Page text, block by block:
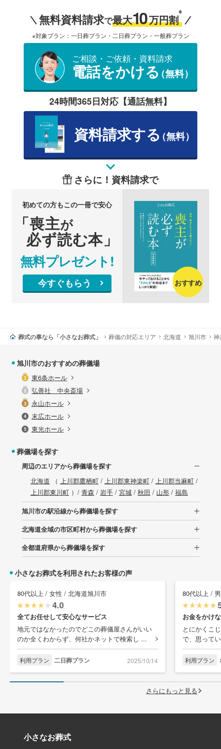
無料資料請求で最大10万円割
※
※対象プラン：一日葬プラン・二日葬プラン・一般葬プラン
ご相談・ご依頼・資料請求
電話をかける（無料）
24時間365日対応【通話無料】
資料請求する（無料）
さらに！資料請求で
初めての方もこの一冊で安心
「喪主が
必ず読む本」
無料プレゼント!
今すぐもらう おすすめ
葬式の事なら「小さなお葬式」 葬儀の対応エリア 北海道 旭川市 神
旭川市のおすすめの葬儀場
東6条ホール
弘善社 中央斎場
永山ホール
末広ホール
東光ホール
葬儀場を探す
周辺のエリアから葬儀場を探す
北海道 （ 上川郡鷹栖町/ 上川郡東神楽町/ 上川郡当麻町/
上川郡東川町）/ 青森 / 岩手/ 宮城/ 秋田 / 山形/ 福島
旭川市の駅沿線から葬儀場を探す
北海道全域の市区町村から葬儀場を探す
全都道府県から葬儀場を探す
小さなお葬式を利用されたお客様の声
80代以上 / 女性 / 北海道旭川市
4.0
全てお任せして安心なサービス
地元ではなかったのでどこの葬儀屋さんがいい
のか全くわからず、何社かネットで検索し ...
利用プラン 二日葬プラン 2025/10/14
80代以上 /
お金をかけ
とにかくこ
で、思って
利用プラン
さらにもっと見る
小さなお葬式